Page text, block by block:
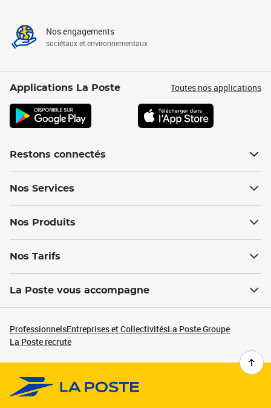
Nos engagements
sociétaux et environnementaux
Applications La Poste Toutes nos applications
Restons connectés
Nos Services
Nos Produits
Nos Tarifs
La Poste vous accompagne
ProfessionnelsEntreprises et CollectivitésLa Poste Groupe
La Poste recrute